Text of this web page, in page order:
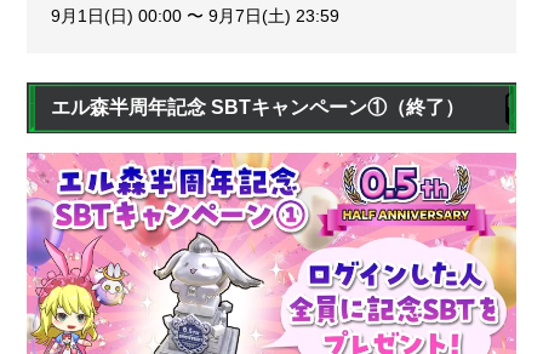
9月1日(日) 00:00 〜 9月7日(土) 23:59
エル森半周年記念 SBTキャンペーン①（終了）